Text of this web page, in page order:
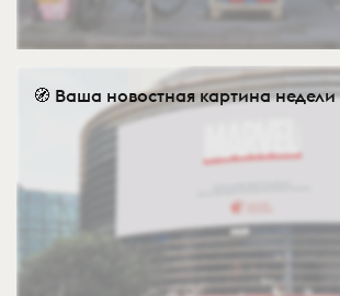
🧭 Ваша новостная картина